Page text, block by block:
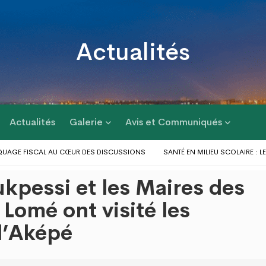
Actualités
Actualités Galerie Avis et Communiqués
FISCAL AU CŒUR DES DISCUSSIONS SANTÉ EN MILIEU SCOLAIRE : LE
D’ACTIONS AU PROFIT DES POPULATIONS
LE GOUVERNEUR DU DAGL
DU GOLFE 1 ET D’AGOÈ-NYIVÉ 4et les Maires des
ont visité les